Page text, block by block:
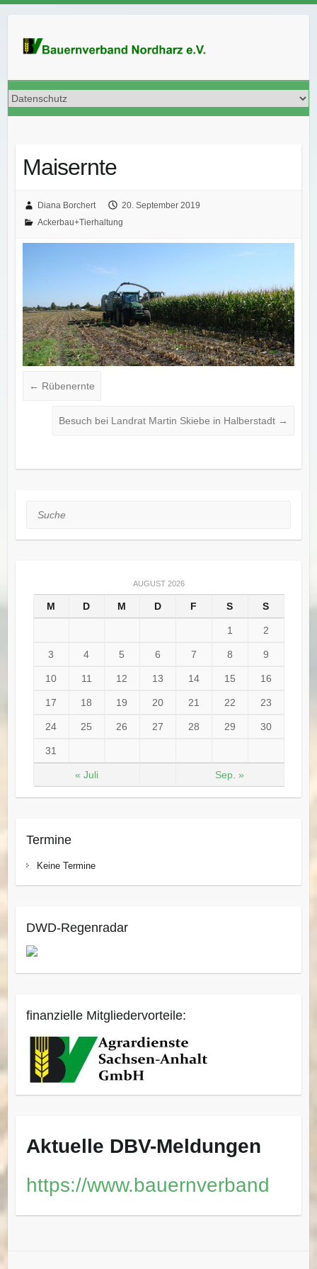
content
Maisernte
Diana Borchert
20. September 2019
Ackerbau+Tierhaltung
← Rübenernte
Besuch bei Landrat Martin Skiebe in Halberstadt →
Suche
AUGUST 2026
M D M D F S S
1 2
3 4 5 6 7 8 9
10 11 12 13 14 15 16
17 18 19 20 21 22 23
24 25 26 27 28 29 30
31
« Juli Sep. »
Termine
Keine Termine
DWD-Regenradar
finanzielle Mitgliedervorteile:
Aktuelle DBV-Meldungen
https://www.bauernverband